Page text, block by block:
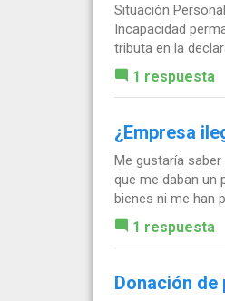
Situación
Incapacidad
tributa en la
1 respuesta
¿Empresa
Me gustaría
que me daban un
bienes ni me han
1 respuesta
Donación